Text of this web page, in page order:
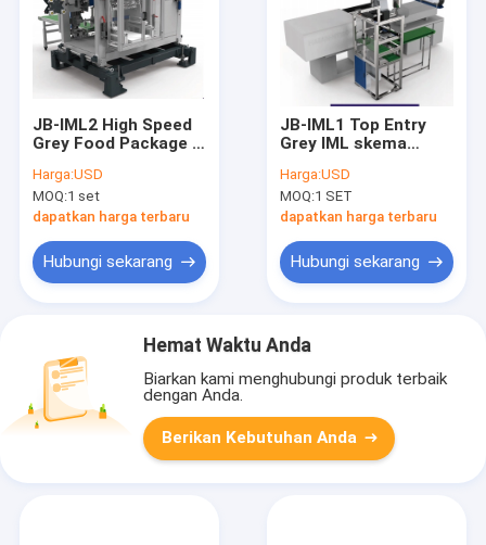
JB-IML2 High Speed
Grey Food Package In
Robot Injeksi Arm
Packing And
Palletizing Robot
Harga:USD
MOQ:1 set
dapatkan harga terbaru
Hubungi sekarang
JB-IML1 Top Entry
Grey IML skema
Robotic Arm Untuk
Telepon Label
Makanan Packing
Harga:USD
MOQ:1 SET
dapatkan harga terbaru
Hubungi sekarang
Hemat Waktu Anda
Biarkan kami menghubungi produk terbaik
dengan Anda.
Berikan Kebutuhan Anda